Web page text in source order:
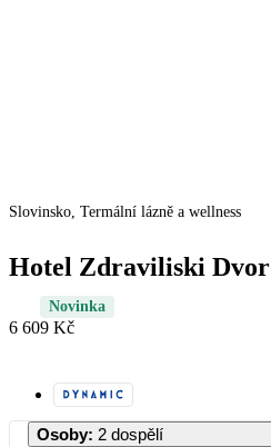
Slovinsko, Termální lázně a wellness
Hotel Zdraviliski Dvor
Novinka
6 609 Kč
Osoby: 2 dospělí